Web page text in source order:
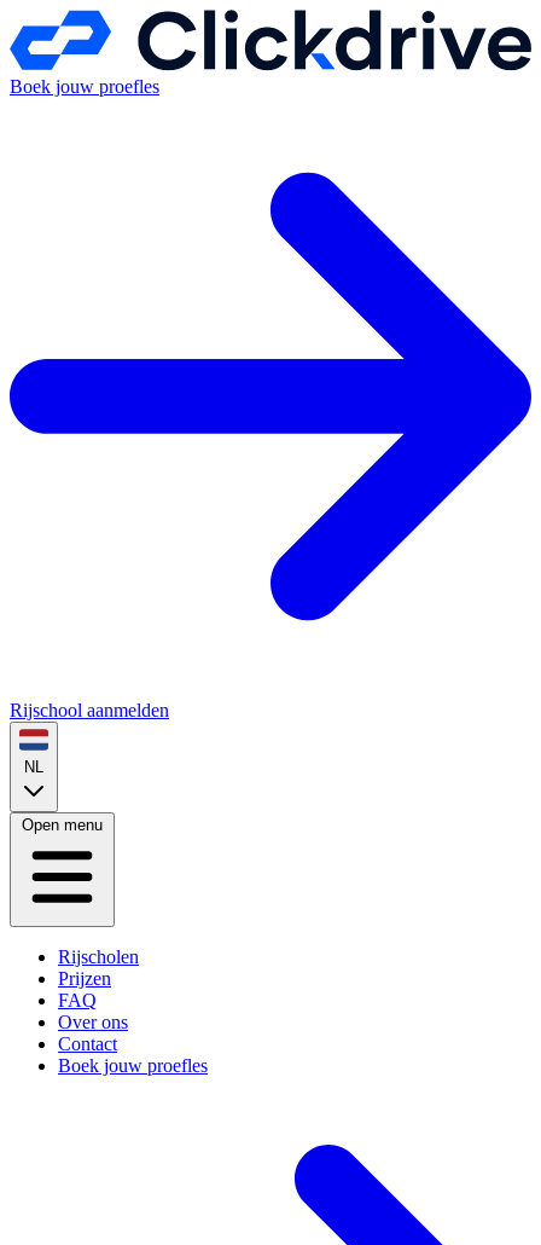
Boek jouw proefles
Rijschool aanmelden
NL
Open menu
Rijscholen
Prijzen
FAQ
Over ons
Contact
Boek jouw proefles